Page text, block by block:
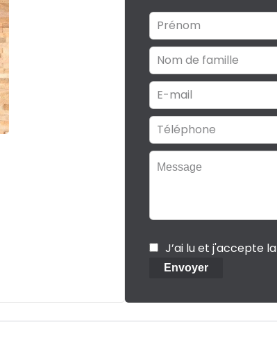
J’ai lu et j'accepte la
Envoyer